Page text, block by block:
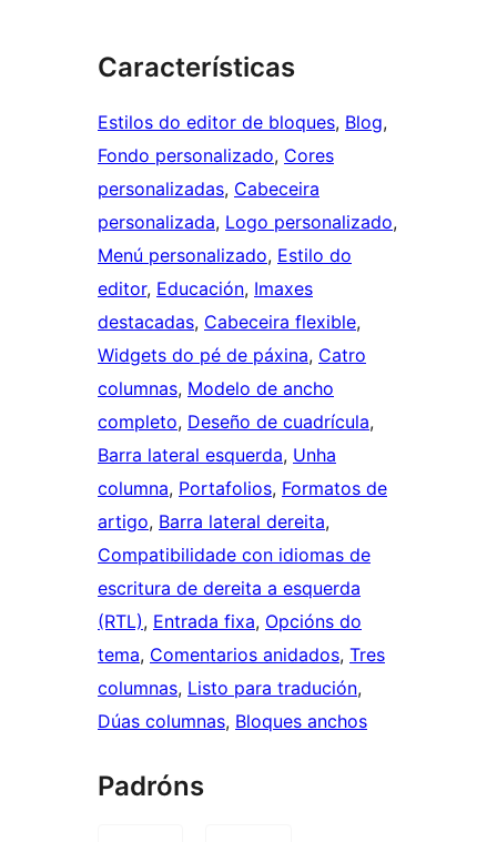
Características
Estilos do editor de bloques, Blog
Fondo personalizado, Cores
personalizadas, Cabeceira
personalizada, Logo personalizado
Menú personalizado, Estilo do
editor, Educación, Imaxes
destacadas, Cabeceira flexible
Widgets do pé de páxina, Catro
columnas, Modelo de ancho
completo, Deseño de cuadrícula
Barra lateral esquerda, Unha
columna, Portafolios, Formatos de
artigo, Barra lateral dereita
Compatibilidade con idiomas de
escritura de dereita a esquerda
(RTL), Entrada fixa, Opcións do
tema, Comentarios anidados, Tres
columnas, Listo para tradución
Dúas columnas, Bloques anchos
Padróns